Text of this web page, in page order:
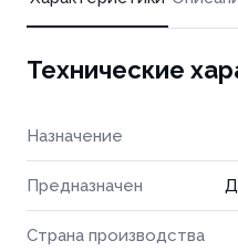
Технические
Назначение
Предназначен
Страна производства